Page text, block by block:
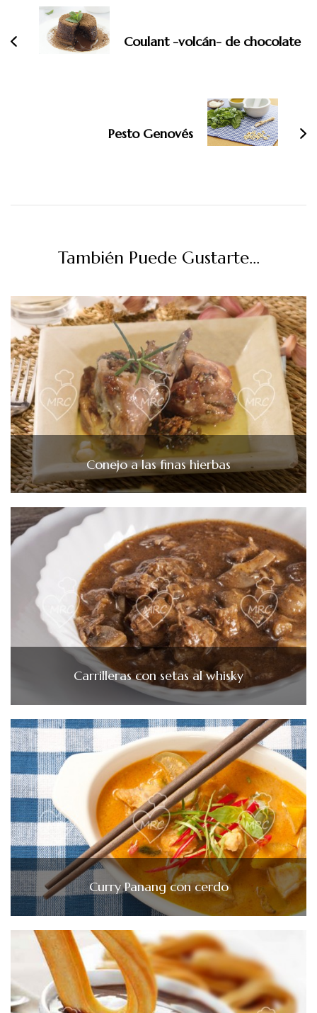
entradas
Coulant -volcán- de chocolate
Pesto Genovés
También Puede Gustarte...
Conejo a las finas hierbas
Carrilleras con setas al whisky
Curry Panang con cerdo